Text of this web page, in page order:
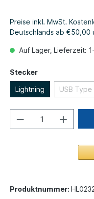
Preise inkl. MwSt.
Deutschlands ab €50,00
Auf Lager, Lieferzeit:
Stecker
Lightning USB Type
Produktnummer: